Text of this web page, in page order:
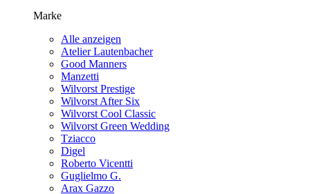
Marke
Alle anzeigen
Atelier Lautenbacher
Good Manners
Manzetti
Wilvorst Prestige
Wilvorst After Six
Wilvorst Cool Classic
Wilvorst Green Wedding
Tziacco
Digel
Roberto Vicentti
Guglielmo G.
Arax Gazzo